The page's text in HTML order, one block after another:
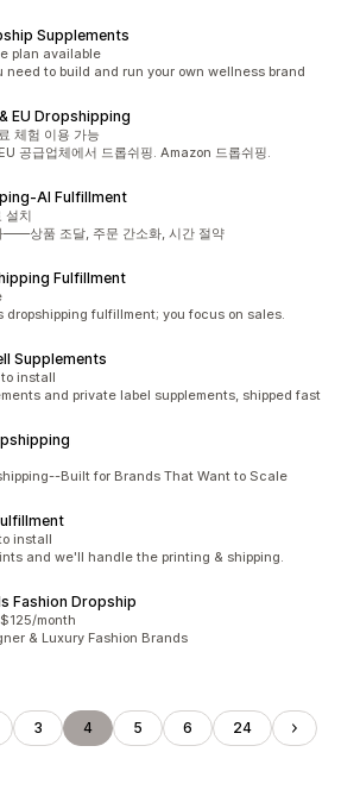
Supplements
plan available
need to build and run your own wellness brand
EU Dropshipping
체험 이용 가능
공급업체에서 드롭쉬핑. Amazon 드롭쉬핑.
Fulfillment
설치
——상품 조달, 주문 간소화, 시간 절약
Fulfillment
dropshipping fulfillment; you focus on sales.
Supplements
to install
and private label supplements, shipped fast
Built for Brands That Want to Scale
install
and we'll handle the printing & shipping.
Fashion Dropship
$125/month
& Luxury Fashion Brands
3 4 5 6 24